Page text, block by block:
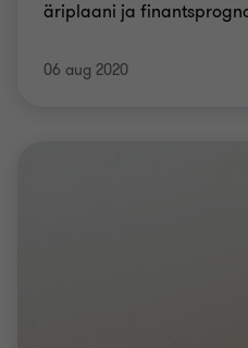
äriplaani ja
06 aug 2020